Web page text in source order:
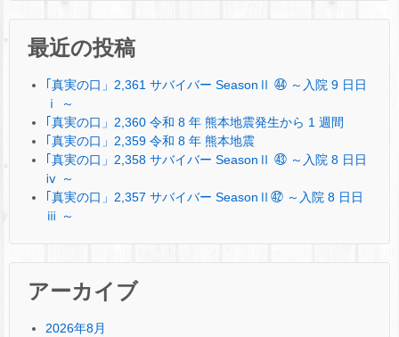
最近の投稿
｢真実の口」2,361 サバイバー SeasonⅡ ㊹ ～入院 9 日日
ⅰ ～
｢真実の口」2,360 令和 8 年 熊本地震発生から 1 週間
｢真実の口」2,359 令和 8 年 熊本地震
｢真実の口」2,358 サバイバー SeasonⅡ ㊸ ～入院 8 日日
ⅳ ～
｢真実の口」2,357 サバイバー SeasonⅡ㊷ ～入院 8 日日
ⅲ ～
アーカイブ
2026年8月